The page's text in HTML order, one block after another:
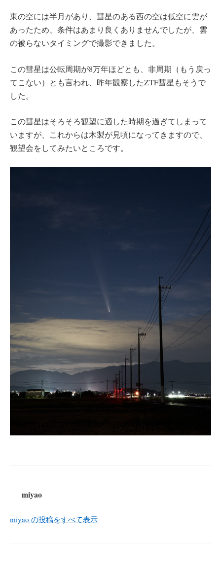
東の空には半月があり、彗星のある西の空は低空に雲が
あったため、条件はあまり良くありませんでしたが、雲
の被らないタイミングで撮影できました。
この彗星は公転周期が8万年ほどとも、非周期（もう戻っ
てこない）とも言われ、昨年観察したZTF彗星もそうで
した。
この彗星はそろそろ観望に適した時期を過ぎてしまって
いますが、これからは木製が見頃になってきますので、
観望会をしてみたいところです。
miyao
miyao の投稿をすべて表示